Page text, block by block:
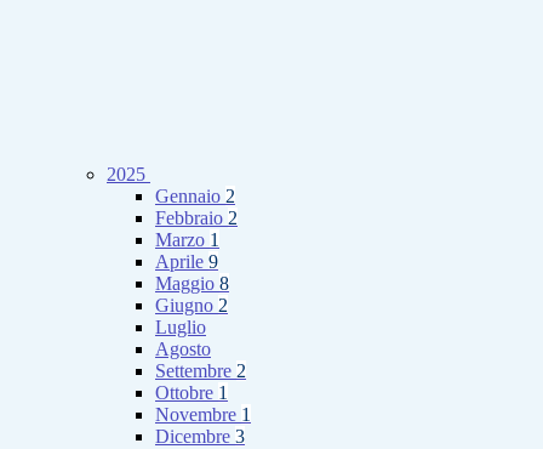
2025
Gennaio 2
Febbraio 2
Marzo 1
Aprile 9
Maggio 8
Giugno 2
Luglio
Agosto
Settembre 2
Ottobre 1
Novembre 1
Dicembre 3